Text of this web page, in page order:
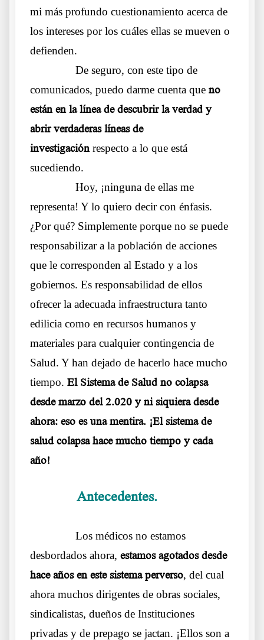
mi más profundo cuestionamiento acerca de
los intereses por los cuáles ellas se mueven o
defienden.
De seguro, con este tipo de
comunicados, puedo darme cuenta que no
están en la línea de descubrir la verdad y
abrir verdaderas líneas de
investigaciónrespecto a lo que está
sucediendo.
Hoy, ¡ninguna de ellas me
representa! Y lo quiero decir con énfasis.
¿Por qué? Simplemente porque no se puede
responsabilizar a la población de acciones
que le corresponden al Estado y a los
gobiernos. Es responsabilidad de ellos
ofrecer la adecuada infraestructura tanto
edilicia como en recursos humanos y
materiales para cualquier contingencia de
Salud. Y han dejado de hacerlo hace mucho
tiempo. El Sistema de Salud no colapsa
desde marzo del 2.020 y ni siquiera desde
ahora: eso es una mentira. ¡El sistema de
salud colapsa hace mucho tiempo y cada
año!
Antecedentes.
Los médicos no estamos
desbordados ahora, estamos agotados desde
hace años en este sistema perverso, del cual
ahora muchos dirigentes de obras sociales,
sindicalistas, dueños de Instituciones
privadas y de prepago se jactan. ¡Ellos son a